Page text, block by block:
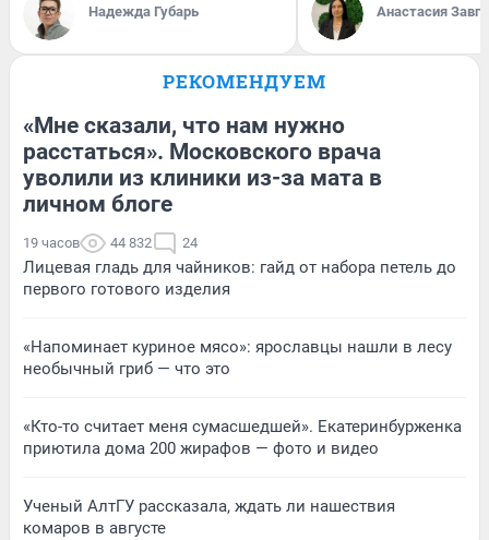
Надежда Губарь Анастасия
РЕКОМЕНДУЕМ
«Мне сказали, что нам нужно
расстаться». Московского врача
уволили из клиники из-за мата в
личном блоге
19 часов 44 832 24
Лицевая гладь для чайников: гайд от набора петель до
первого готового изделия
«Напоминает куриное мясо»: ярославцы нашли в лесу
необычный гриб — что это
«Кто-то считает меня сумасшедшей». Екатеринбурженка
приютила дома 200 жирафов — фото и видео
Ученый АлтГУ рассказала, ждать ли нашествия
комаров в августе